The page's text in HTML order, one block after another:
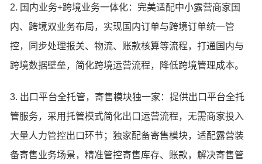
2. 国内业务+跨境业务一体化：完美适配中小露营商家国
内、跨境双业务布局，实现国内订单与跨境订单统一管
控，同步处理报关、物流、账款核算等流程，打通国内与
跨境数据壁垒，简化跨境运营流程，降低跨境管理成本。
3. 出口平台全托管，寄售模块独一家：提供出口平台全托
管服务，采用托管模式简化出口运营流程，无需商家投入
大量人力管控出口环节；独家配备寄售模块，适配露营装
备寄售业务场景，精准管控寄售库存、账款，解决寄售管